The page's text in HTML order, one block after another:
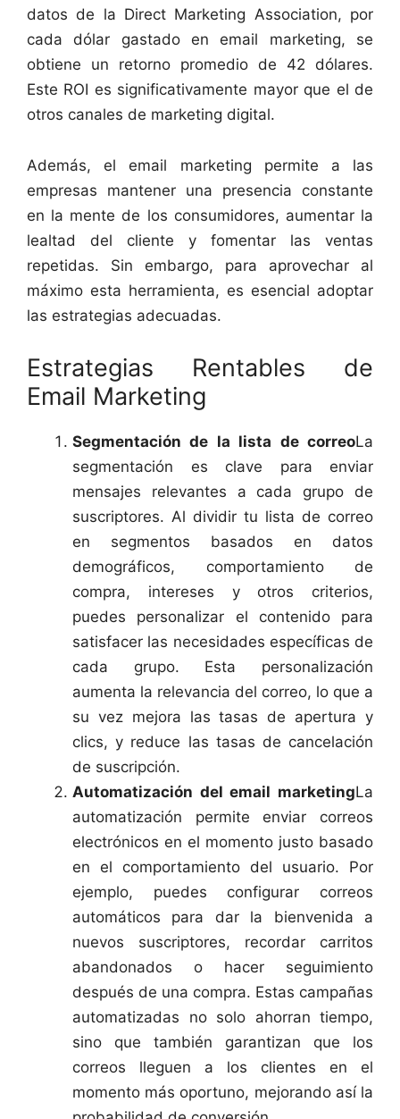
datos de la Direct Marketing Association, por
cada dólar gastado en email marketing, se
obtiene un retorno promedio de 42 dólares.
Este ROI es significativamente mayor que el de
otros canales de marketing digital.
Además, el email marketing permite a las
empresas mantener una presencia constante
en la mente de los consumidores, aumentar la
lealtad del cliente y fomentar las ventas
repetidas. Sin embargo, para aprovechar al
máximo esta herramienta, es esencial adoptar
las estrategias adecuadas.
Estrategias Rentables de
Email Marketing
Segmentación de la lista de correoLa
segmentación es clave para enviar
mensajes relevantes a cada grupo de
suscriptores. Al dividir tu lista de correo
en segmentos basados en datos
demográficos, comportamiento de
compra, intereses y otros criterios,
puedes personalizar el contenido para
satisfacer las necesidades específicas de
cada grupo. Esta personalización
aumenta la relevancia del correo, lo que a
su vez mejora las tasas de apertura y
clics, y reduce las tasas de cancelación
de suscripción.
Automatización del email marketingLa
automatización permite enviar correos
electrónicos en el momento justo basado
en el comportamiento del usuario. Por
ejemplo, puedes configurar correos
automáticos para dar la bienvenida a
nuevos suscriptores, recordar carritos
abandonados o hacer seguimiento
después de una compra. Estas campañas
automatizadas no solo ahorran tiempo,
sino que también garantizan que los
correos lleguen a los clientes en el
momento más oportuno, mejorando así la